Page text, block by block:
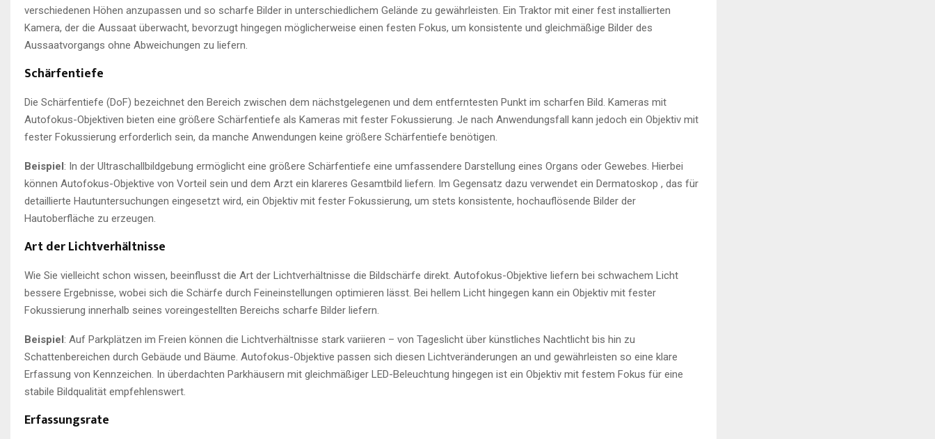
verschiedenen Höhen anzupassen und so scharfe Bilder in unterschiedlichem Gelände zu gewährleisten. Ein Traktor mit einer fest installierten
Kamera, der die Aussaat überwacht, bevorzugt hingegen möglicherweise einen festen Fokus, um konsistente und gleichmäßige Bilder des
Aussaatvorgangs ohne Abweichungen zu liefern.
Schärfentiefe
Die Schärfentiefe (DoF) bezeichnet den Bereich zwischen dem nächstgelegenen und dem entferntesten Punkt im scharfen Bild. Kameras mit
Autofokus-Objektiven bieten eine größere Schärfentiefe als Kameras mit fester Fokussierung. Je nach Anwendungsfall kann jedoch ein Objektiv mit
fester Fokussierung erforderlich sein, da manche Anwendungen keine größere Schärfentiefe benötigen.
Beispiel: In der Ultraschallbildgebung ermöglicht eine größere Schärfentiefe eine umfassendere Darstellung eines Organs oder Gewebes. Hierbei
können Autofokus-Objektive von Vorteil sein und dem Arzt ein klareres Gesamtbild liefern. Im Gegensatz dazu verwendet ein Dermatoskop , das für
detaillierte Hautuntersuchungen eingesetzt wird, ein Objektiv mit fester Fokussierung, um stets konsistente, hochauflösende Bilder der
Hautoberfläche zu erzeugen.
Art der Lichtverhältnisse
Wie Sie vielleicht schon wissen, beeinflusst die Art der Lichtverhältnisse die Bildschärfe direkt. Autofokus-Objektive liefern bei schwachem Licht
bessere Ergebnisse, wobei sich die Schärfe durch Feineinstellungen optimieren lässt. Bei hellem Licht hingegen kann ein Objektiv mit fester
Fokussierung innerhalb seines voreingestellten Bereichs scharfe Bilder liefern.
Beispiel: Auf Parkplätzen im Freien können die Lichtverhältnisse stark variieren – von Tageslicht über künstliches Nachtlicht bis hin zu
Schattenbereichen durch Gebäude und Bäume. Autofokus-Objektive passen sich diesen Lichtveränderungen an und gewährleisten so eine klare
Erfassung von Kennzeichen. In überdachten Parkhäusern mit gleichmäßiger LED-Beleuchtung hingegen ist ein Objektiv mit festem Fokus für eine
stabile Bildqualität empfehlenswert.
Erfassungsrate